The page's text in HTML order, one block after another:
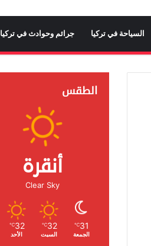
السياحة في تركيا جرائم وحوادث في تركيا
الطقس
أنقرة
Clear Sky
31
℃
الجمعة
32
℃
السبت
32
℃
الأحد